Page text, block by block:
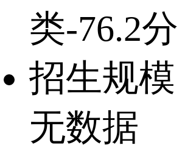
类-76.2分
招生规模
无数据